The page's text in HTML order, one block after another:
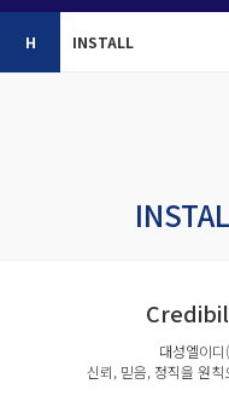
H INSTALL
대성엘이
신뢰, 믿음, 정직을 원